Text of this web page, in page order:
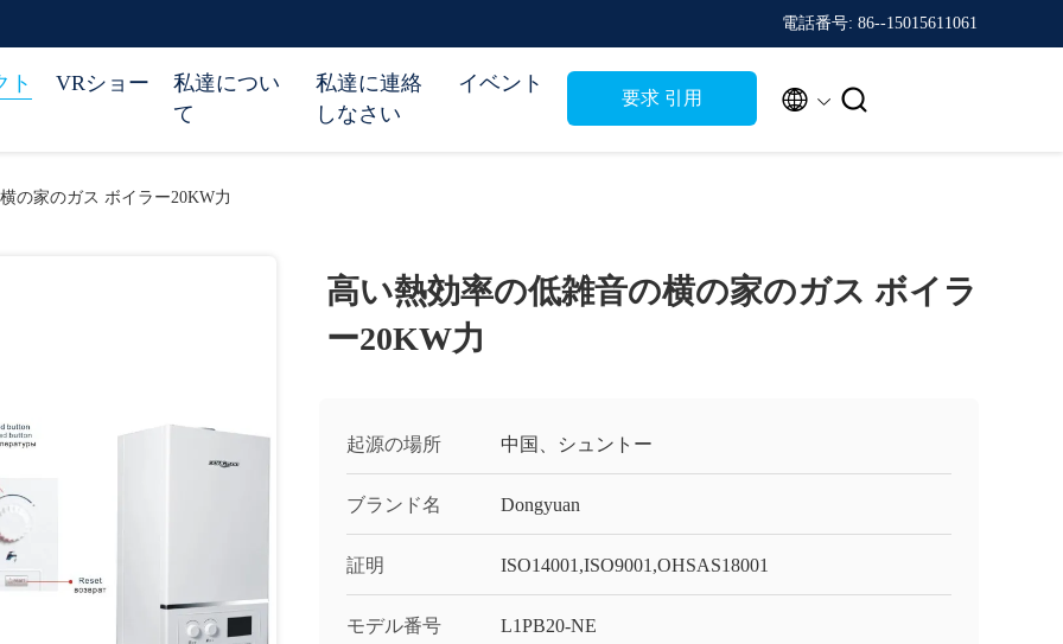
電話番号: 86--15015611061
ト VRショー
私達につい
て
私達に連絡
しなさい
イベント
要求 引用  
の家のガス ボイラー20KW力
高い熱効率の低雑音の横の家のガス ボイラ
ー20KW力
起源の場所 中国、シュントー
ブランド名 Dongyuan
証明 ISO14001,ISO9001,OHSAS18001
モデル番号 L1PB20-NE